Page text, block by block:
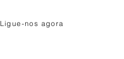
Ligue-nos agora